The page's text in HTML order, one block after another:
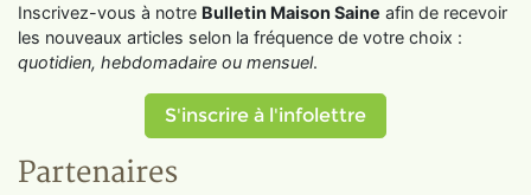
Inscrivez-vous à notre Bulletin Maison Saine afin de recevoir
les nouveaux articles selon la fréquence de votre choix :
quotidien, hebdomadaire ou mensuel.
S'inscrire à l'infolettre
Partenaires